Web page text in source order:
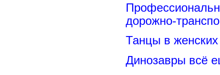
дорожно-
Танцы в женских
Динозавры всё